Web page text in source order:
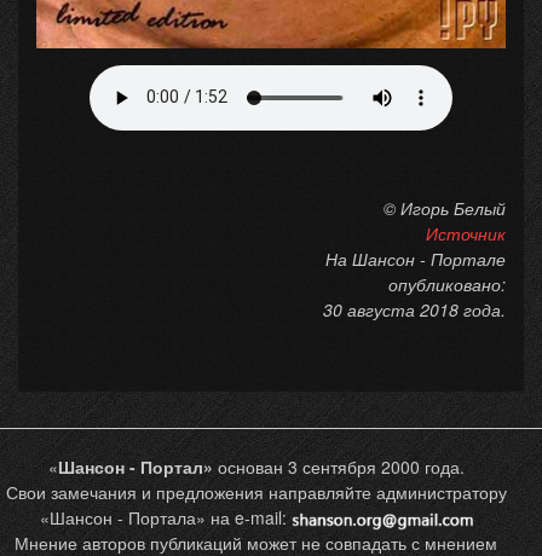
© Игорь Белый
Источник
На Шансон - Портале
опубликовано:
30 августа 2018 года.
«Шансон - Портал»основан 3 сентября 2000 года.
Свои замечания и предложения направляйте администратору
«Шансон - Портала» на e-mail:
Мнение авторов публикаций может не совпадать с мнением